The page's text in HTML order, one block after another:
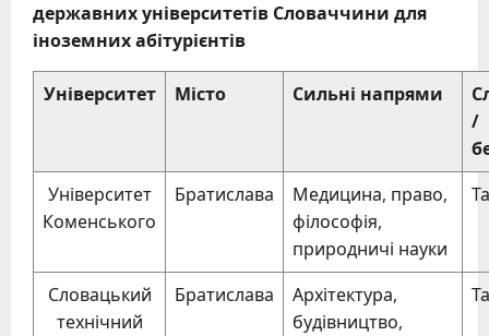
державних університетів Словаччини для
іноземних абітурієнтів
Університет Місто Сильні напрями
/
Університет
Коменського
Братислава
Медицина, право,
філософія,
природничі науки
Словацький
технічний
Братислава
Архітектура,
будівництво,